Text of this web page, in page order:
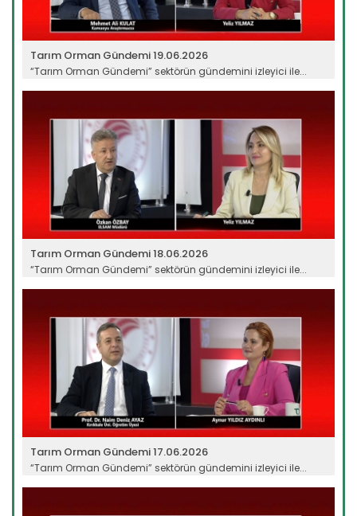
Tarım Orman Gündemi 19.06.2026
“Tarım Orman Gündemi” sektörün gündemini izleyici ile...
Devamını Oku ->
Tarım Orman Gündemi 18.06.2026
“Tarım Orman Gündemi” sektörün gündemini izleyici ile...
Devamını Oku ->
Tarım Orman Gündemi 17.06.2026
“Tarım Orman Gündemi” sektörün gündemini izleyici ile...
Devamını Oku ->